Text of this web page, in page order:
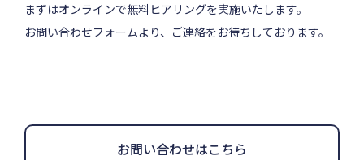
まずはオンラインで無料ヒアリングを実施いたします。
お問い合わせフォームより、ご連絡をお待ちしております。
お問い合わせはこちら